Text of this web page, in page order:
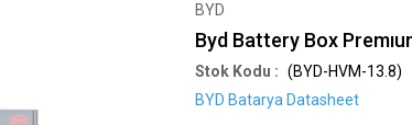
BYD
Byd Battery Box
(BYD-HVM-13.8)
BYD Batarya Datasheet